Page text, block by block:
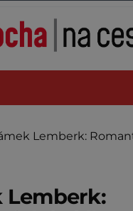
Lemberk:
Lemberk: